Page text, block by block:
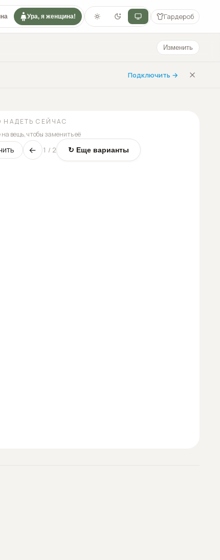
Ура, я женщина! Гардероб
Изменить
Подключить →
НАДЕТЬ СЕЙЧАС
вещь, чтобы заменить её
← 1 / 2 ↻ Еще варианты